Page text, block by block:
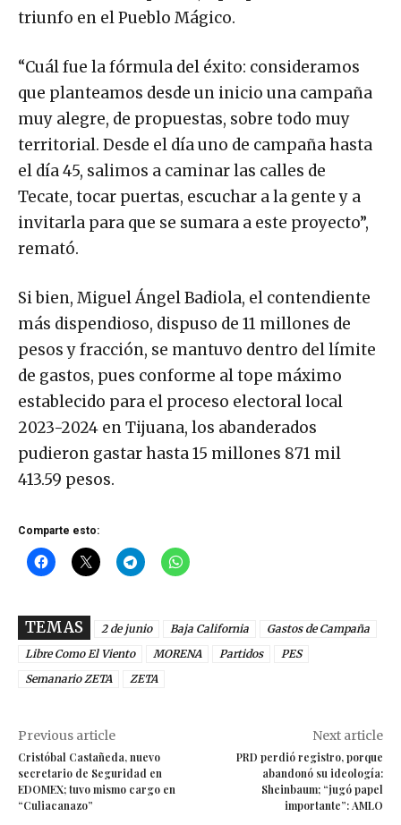
triunfo en el Pueblo Mágico.
“Cuál fue la fórmula del éxito: consideramos
que planteamos desde un inicio una campaña
muy alegre, de propuestas, sobre todo muy
territorial. Desde el día uno de campaña hasta
el día 45, salimos a caminar las calles de
Tecate, tocar puertas, escuchar a la gente y a
invitarla para que se sumara a este proyecto”,
remató.
Si bien, Miguel Ángel Badiola, el contendiente
más dispendioso, dispuso de 11 millones de
pesos y fracción, se mantuvo dentro del límite
de gastos, pues conforme al tope máximo
establecido para el proceso electoral local
2023-2024 en Tijuana, los abanderados
pudieron gastar hasta 15 millones 871 mil
413.59 pesos.
Comparte esto:
TEMAS 2 de junio Baja California
Gastos de Campaña
Libre Como El Viento
MORENA Partidos
PES
Semanario ZETA
ZETA
Previous article
Cristóbal Castañeda, nuevo
secretario de Seguridad en
EDOMEX; tuvo mismo cargo en
“Culiacanazo”
Next article
PRD perdió registro, porque
abandonó su ideología:
Sheinbaum; “jugó papel
importante”: AMLO